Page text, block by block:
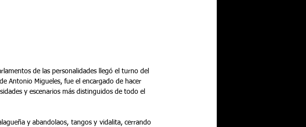
de las personalidades llegó el turno del
Antonio Migueles, fue el encargado de hacer
y escenarios más distinguidos de todo el
y abandolaos, tangos y vidalita, cerrando